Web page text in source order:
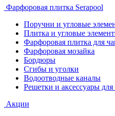
Фарфоровая плитка Serapool
Поручни и угловые
Плитка и угловые
Фарфоровая плитка для
Фарфоровая мозайка
Бордюры
Сгибы и уголки
Водоотводные каналы
Решетки и аксессуары для
Акции